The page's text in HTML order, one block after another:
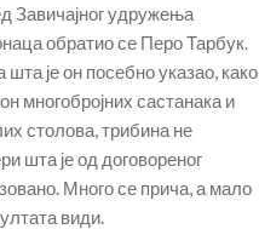
Завичајног удружења
обратио се Перо Тарбук.
шта је он посебно указао, како
многобројних састанака и
столова, трибина не
шта је од договореног
Много се прича, а мало
види.